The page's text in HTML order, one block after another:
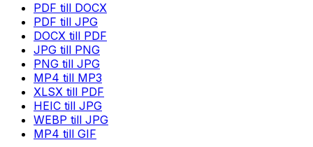
PDF till DOCX
PDF till JPG
DOCX till PDF
JPG till PNG
PNG till JPG
MP4 till MP3
XLSX till PDF
HEIC till JPG
WEBP till JPG
MP4 till GIF